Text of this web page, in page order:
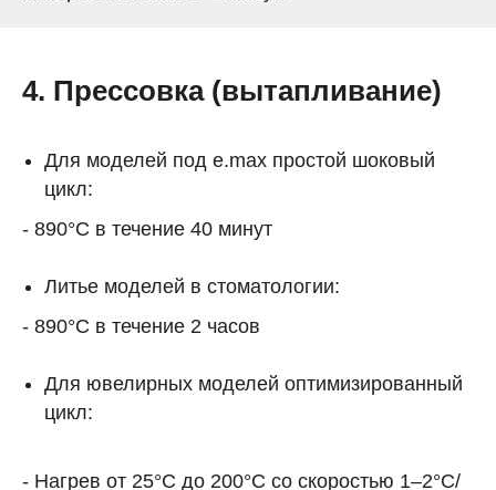
4. Прессовка (вытапливание)
Для моделей под e.max простой шоковый
цикл:
- 890°C в течение 40 минут
Литье моделей в стоматологии:
- 890°C в течение 2 часов
Для ювелирных моделей оптимизированный
цикл:
- Нагрев от 25°C до 200°C со скоростью 1–2°C/